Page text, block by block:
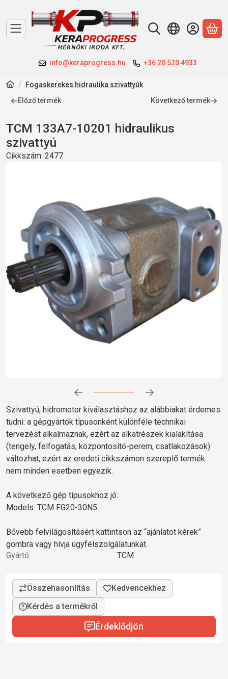
info@keraprogress.hu +36 20 520 4933
A
Fogaskerekes hidraulika szivattyúk
Előző termék
Következő termék
TCM 133A7-10201 hidraulikus
szivattyú
Cikkszám: 2477
Szivattyú, hidromotor kiválasztáshoz az alábbiakat érdemes
tudni: a gépgyártók típusonként különféle technikai
tervezést alkalmaznak, ezért az alkatrészek kialakítása
(tengely, felfogatás, központosító-perem, csatlakozások)
változhat, ezért az eredeti cikkszámon szereplő termék
nem minden esetben egyezik.
A következő gép típusokhoz jó:
Models: TCM FG20-30N5
Bővebb felvilágosításért kattintson az “ajánlatot kérek”
gombra vagy hívja ügyfélszolgálatunkat.
Gyártó:
TCM
Kérdés a termékről
Érdeklődjön